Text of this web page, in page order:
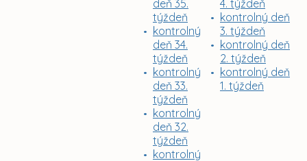
deň 35.
týždeň
kontrolný
deň 34.
týždeň
kontrolný
deň 33.
týždeň
kontrolný
deň 32.
týždeň
kontrolný
4. týždeň
kontrolný deň
3. týždeň
kontrolný deň
2. týždeň
kontrolný deň
1. týždeň